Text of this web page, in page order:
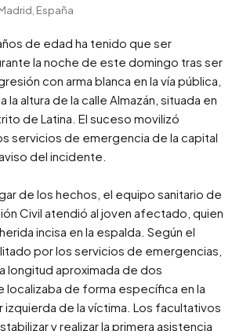
España
de edad ha tenido que ser
la noche de este domingo tras ser
con arma blanca en la vía pública,
altura de la calle Almazán, situada en
de Latina. El suceso movilizó
servicios de emergencia de la capital
del incidente.
de los hechos, el equipo sanitario de
Civil atendió al joven afectado, quien
incisa en la espalda. Según el
por los servicios de emergencias,
longitud aproximada de dos
localizaba de forma específica en la
izquierda de la víctima. Los facultativos
y realizar la primera asistencia